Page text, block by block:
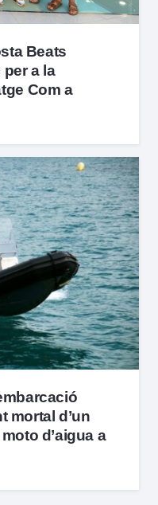
Beats
per a la
Com a
mortal d’un
d’aigua a